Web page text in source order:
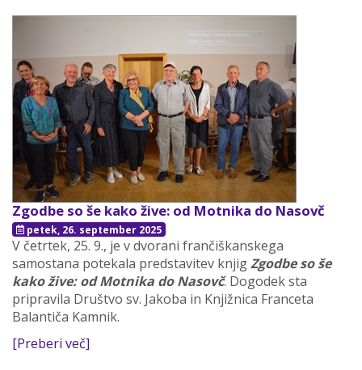
Zgodbe so še kako žive: od Motnika do Nasovč
petek, 26. september 2025
V četrtek, 25. 9., je v dvorani frančiškanskega
samostana potekala predstavitev knjigZgodbe so še
kako žive: od Motnika do Nasovč. Dogodek sta
pripravila Društvo sv. Jakoba in Knjižnica Franceta
Balantiča Kamnik.
[Preberi več]